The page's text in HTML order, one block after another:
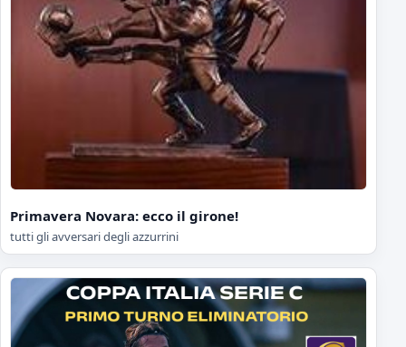
Primavera Novara: ecco il girone!
tutti gli avversari degli azzurrini